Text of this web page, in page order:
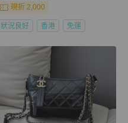
現折 2,000
狀況良好 香港 免運